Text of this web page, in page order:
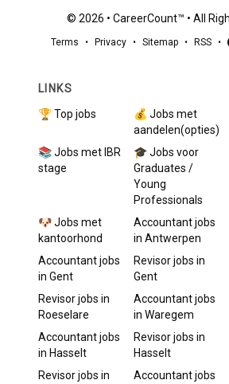
© 2026 • CareerCount™ • All
Terms • Privacy • Sitemap • RSS •
LINKS
🏆 Top jobs
💰 Jobs met
aandelen(opties)
📚 Jobs met IBR
stage
🎓 Jobs voor
Graduates /
Young
Professionals
🐶 Jobs met
kantoorhond
Accountantjobs
in Antwerpen
Accountantjobs
in Gent
Revisorjobs in
Gent
Revisorjobs in
Roeselare
Accountantjobs
in Waregem
Accountantjobs
in Hasselt
Revisorjobs in
Hasselt
Revisorjobs in Accountantjobs